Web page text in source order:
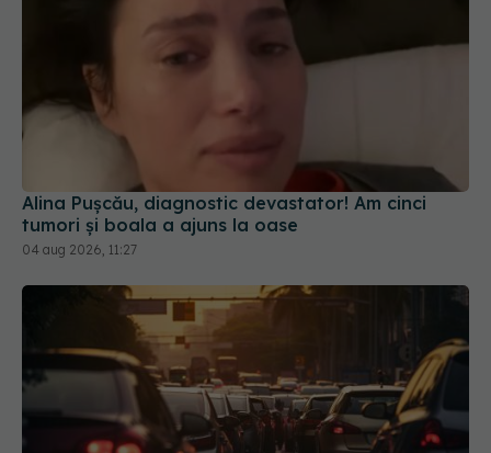
Alina Pușcău, diagnostic devastator! Am cinci
tumori și boala a ajuns la oase
04 aug 2026, 11:27